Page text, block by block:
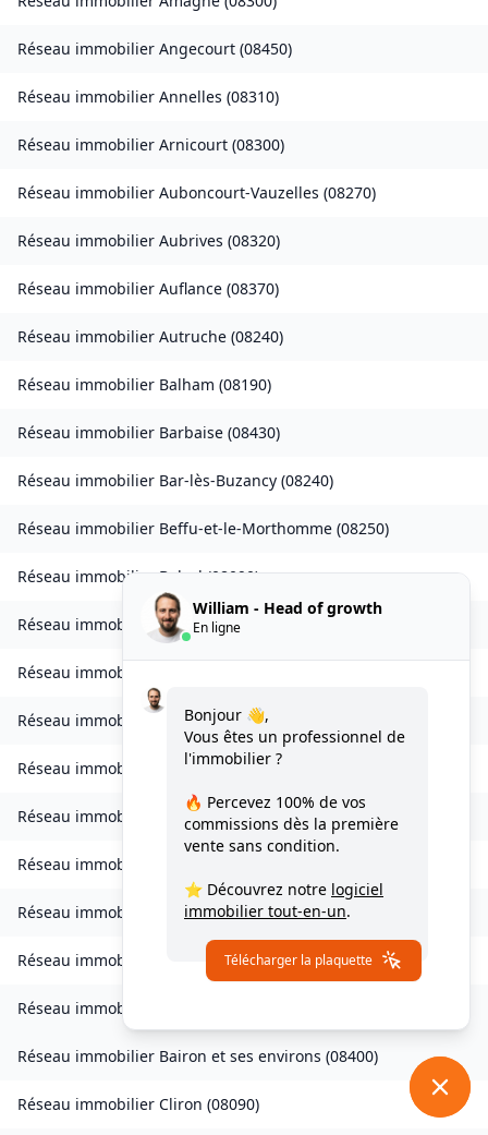
Réseau immobilier Angecourt (08450)
Réseau immobilier Annelles (08310)
Réseau immobilier Arnicourt (08300)
Réseau immobilier Auboncourt-Vauzelles (08270)
Réseau immobilier Aubrives (08320)
Réseau immobilier Auflance (08370)
Réseau immobilier Autruche (08240)
Réseau immobilier Balham (08190)
Réseau immobilier Barbaise (08430)
Réseau immobilier Bar-lès-Buzancy (08240)
Réseau immobilier Beffu-et-le-Morthomme (08250)
Réseau immobilierBelval(08090)
Réseau immobilierBelval-Bois-des-Dames
Réseau immobilier
Réseau immobilier Bogny-sur-Meuse
Réseau immobilier Brévilly(08140)
Réseau immobilier Bulson(08450)
Réseau immobilier
Réseau immobilier Chardeny(08400)
Réseau immobilier Chatel-Chéhéry(08250)
Réseau immobilier
Réseau immobilier Bairon et ses environs (08400)
Réseau immobilier Cliron (08090)
William - Head of growth
En ligne
Bonjour 👋,
Vous êtes un professionnel de
l'immobilier ?
🔥 Percevez 100% de vos
commissions dès la première
vente sans condition.
⭐ Découvrez notre logiciel
immobilier tout-en-un.
Télécharger la plaquette